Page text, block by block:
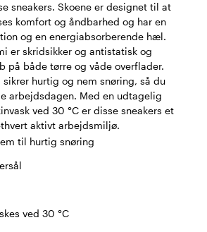
sneakers. Skoene er designet til at
komfort og åndbarhed og har en
og en energiabsorberende hæl.
er skridsikker og antistatisk og
på både tørre og våde overflader.
sikrer hurtig og nem snøring, så du
arbejdsdagen. Med en udtagelig
ved 30 °C er disse sneakers et
aktivt arbejdsmiljø.
til hurtig snøring
ved 30 °C